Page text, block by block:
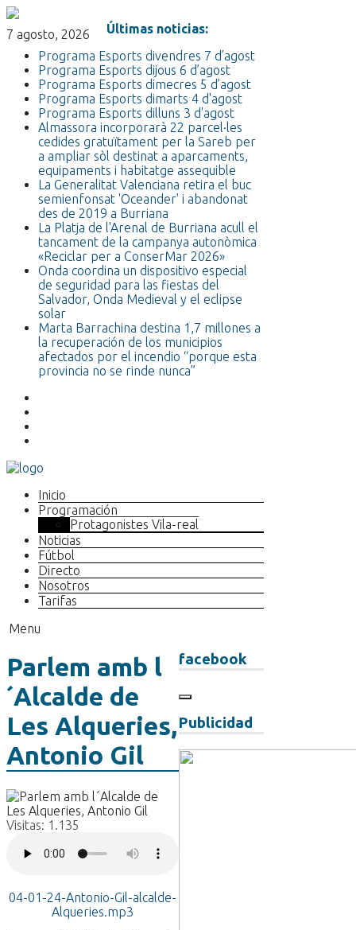
7 agosto, 2026
Últimas noticias:
Programa Esports divendres 7 d’agost
Programa Esports dijous 6 d’agost
Programa Esports dimecres 5 d’agost
Programa Esports dimarts 4 d'agost
Programa Esports dilluns 3 d'agost
Almassora incorporarà 22 parcel·les
cedides gratuïtament per la Sareb per
a ampliar sòl destinat a aparcaments,
equipaments i habitatge assequible
La Generalitat Valenciana retira el buc
semienfonsat 'Oceander' i abandonat
des de 2019 a Burriana
La Platja de l'Arenal de Burriana acull el
tancament de la campanya autonòmica
«Reciclar per a ConserMar 2026»
Onda coordina un dispositivo especial
de seguridad para las fiestas del
Salvador, Onda Medieval y el eclipse
solar
Marta Barrachina destina 1,7 millones a
la recuperación de los municipios
afectados por el incendio “porque esta
provincia no se rinde nunca”
Inicio
Programación
Protagonistes Vila-real
Noticias
Fútbol
Directo
Nosotros
Tarifas
Menu
facebook
Publicidad
Parlem amb l
´Alcalde de
Les Alqueries,
Antonio Gil
Visitas: 1.135
04-01-24-Antonio-Gil-alcalde-
Alqueries.mp3